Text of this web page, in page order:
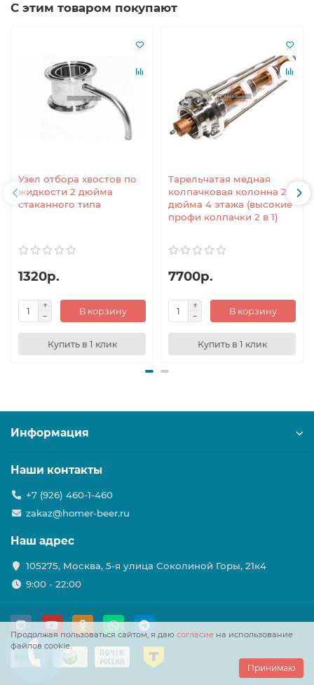
С этим товаром покупают
Узел отбора хвостов по
жидкости 2 дюйма
стаканного типа
1320р.
В корзину
Купить в 1 клик
Тарельчатая медная
колпачковая колонна 2
дюйма 4 этажа (высокие
профи колпачки 2 в 1)
7700р.
В корзину
Купить в 1 клик
Продолжая пользоваться сайтом, я даю согласие на использование
файлов cookie.
Принимаю
Информация
Наши контакты
+7 (926) 460-1-460
zakaz@homer-beer.ru
Наш адрес
105275, Москва, 5-я улица Соколиной Горы, 21к4
9:00 - 22:00